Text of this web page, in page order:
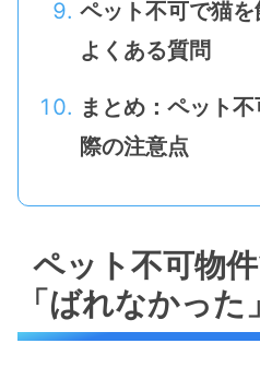
ペット不可で猫
よくある質問
まとめ：ペット
際の注意点
ペット不可物
「ばれなかっ